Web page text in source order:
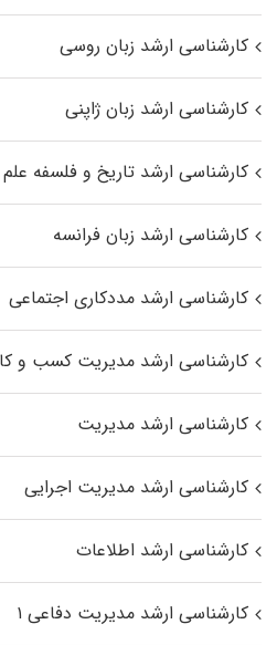
کارشناسی ارشد زبان روسی
کارشناسی ارشد زبان ژاپنی
کارشناسی ارشد تاریخ و فلسفه علم
کارشناسی ارشد زبان فرانسه
کارشناسی ارشد مددکاری اجتماعی
کارشناسی ارشد مدیریت کسب و
کارشناسی ارشد مدیریت
کارشناسی ارشد مدیریت اجرایی
کارشناسی ارشد اطلاعات
کارشناسی ارشد مدیریت دفاعی ۱